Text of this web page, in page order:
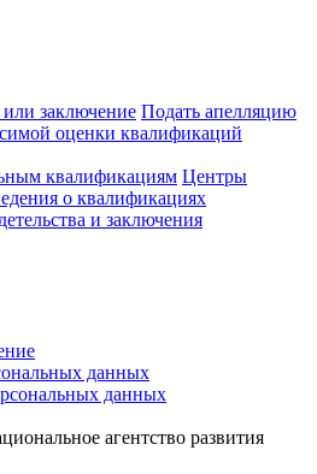
или заключение Подать апелляцию
оценки квалификаций
квалификациям Центры
о квалификациях
и заключения
данных
данных
агентство развития